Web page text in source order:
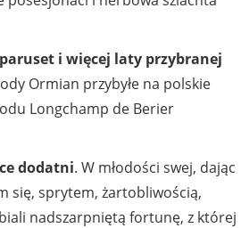
i więcej laty przybranej
Ormian przybyłe na polskie
Longchamp de Berier
dodatni. W młodości swej, dając
się, sprytem, żartobliwością,
nadszarpniętą fortunę, z której